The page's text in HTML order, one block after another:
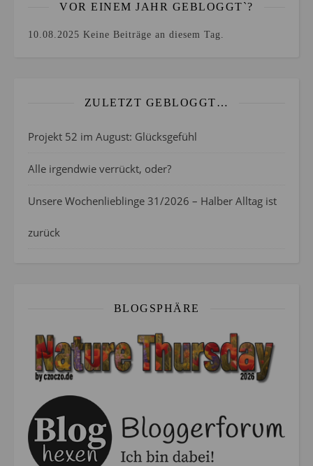
VOR EINEM JAHR GEBLOGGT`?
10.08.2025 Keine Beiträge an diesem Tag.
ZULETZT GEBLOGGT…
Projekt 52 im August: Glücksgefühl
Alle irgendwie verrückt, oder?
Unsere Wochenlieblinge 31/2026 – Halber Alltag ist
zurück
BLOGSPHÄRE